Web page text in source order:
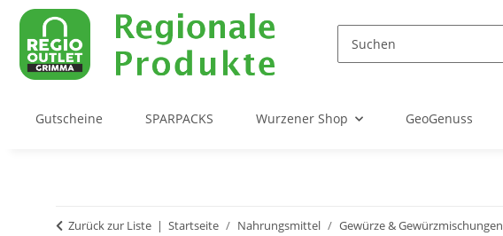
Gutscheine SPARPACKS Wurzener Shop GeoGenuss
Zurück zur Liste Startseite Nahrungsmittel Gewürze & Gewürzmischungen